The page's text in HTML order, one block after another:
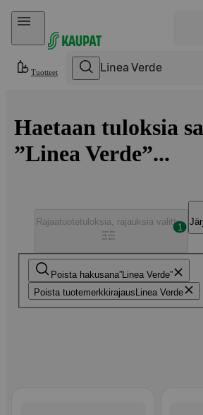
Hyppää sisältöön
Tuotteet
Haetaan tuloksia
”Linea Verde”...
Poista hakusana Linea Verde
Poista tuotemerkkirajaus Linea Verde
Rajaatuotetuloksia, rajauksia valittu
1